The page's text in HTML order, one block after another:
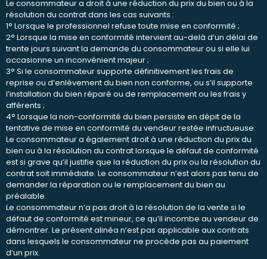
Le consommateur a droit à une réduction du prix du bien ou à la
résolution du contrat dans les cas suivants :
1° Lorsque le professionnel refuse toute mise en conformité ;
2° Lorsque la mise en conformité intervient au-delà d’un délai de
trente jours suivant la demande du consommateur ou si elle lui
occasionne un inconvénient majeur ;
3° Si le consommateur supporte définitivement les frais de
reprise ou d’enlèvement du bien non conforme, ou s’il supporte
l’installation du bien réparé ou de remplacement ou les frais y
afférents ;
4° Lorsque la non-conformité du bien persiste en dépit de la
tentative de mise en conformité du vendeur restée infructueuse.
Le consommateur a également droit à une réduction du prix du
bien ou à la résolution du contrat lorsque le défaut de conformité
est si grave qu’il justifie que la réduction du prix ou la résolution du
contrat soit immédiate. Le consommateur n’est alors pas tenu de
demander la réparation ou le remplacement du bien au
préalable.
Le consommateur n’a pas droit à la résolution de la vente si le
défaut de conformité est mineur, ce qu’il incombe au vendeur de
démontrer. Le présent alinéa n’est pas applicable aux contrats
dans lesquels le consommateur ne procède pas au paiement
d’un prix.